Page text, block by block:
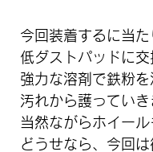
今回装着するに当
低ダストパッドに
強力な溶剤で鉄粉
汚れから護ってい
当然ながらホイー
どうせなら、今回